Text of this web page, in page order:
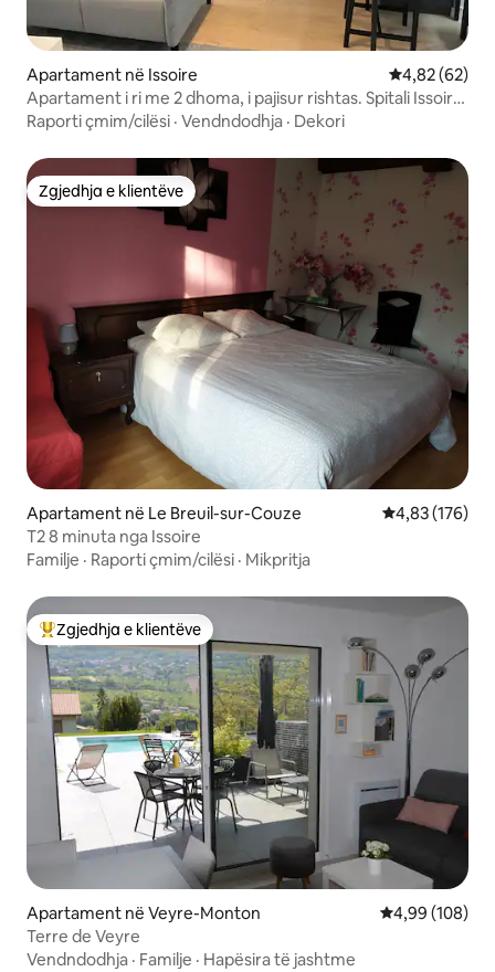
Apartament në Issoire Vlerësimi
4,82 (62)
Apartament i ri me 2 dhoma, i pajisur rishtas. Spitali Issoire
(150 m larg)
Raporti çmim/cilësi · Vendndodhja · Dekori
Zgjedhja e klientëve
Zgjedhja e klientëve
Apartament në Le Breuil-sur-Couze Vlerësimi
4,83 (176)
T2 8 minuta nga Issoire
Familje · Raporti çmim/cilësi · Mikpritja
Më të mirat e zgjedhjeve të klientëve
Zgjedhja e klientëve
Apartament në Veyre-Monton Vlerësimi
4,99 (108)
Terre de Veyre
Vendndodhja · Familje · Hapësira të jashtme